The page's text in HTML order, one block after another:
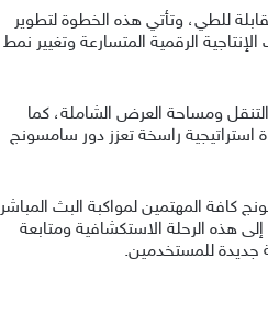
للطي، وتأتي هذه الخطوة لتطوير
الرقمية المتسارعة وتغيير نمط
ومساحة العرض الشاملة، كما
استراتيجية راسخة تعزز دور سامسونج
المهتمين لمواكبة البث المباشر
الانضمام إلى هذه الرحلة الاستكشافية ومتابعة
جديدة للمستخدمين.